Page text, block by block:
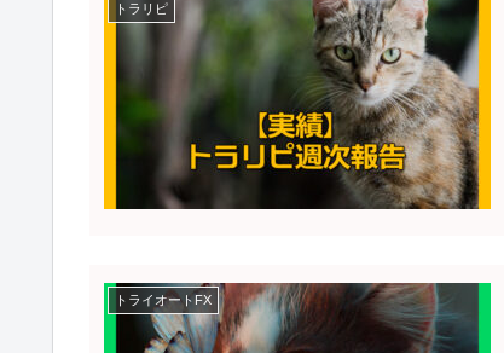
トラリピ
トライオートFX